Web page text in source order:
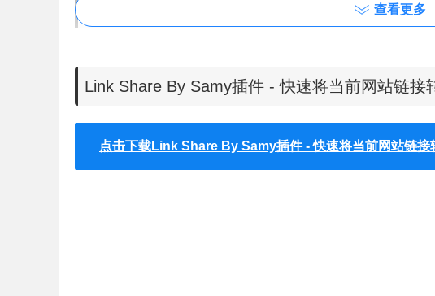
【chrome://extensions/】进入chrome扩展程序，解压你在本
查看更多
Link Share By Samy插件 - 快速将当前网站链接
点击下载Link Share By Samy插件 - 快速将当前网站链接